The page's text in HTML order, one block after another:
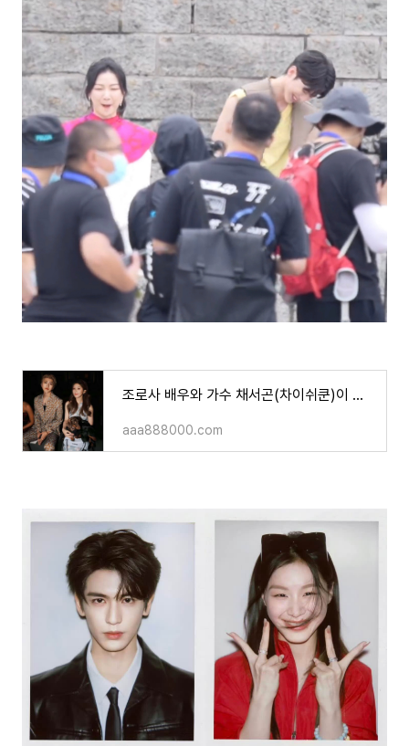
조로사 배우와 가수 채서곤(차이쉬쿤)이 연애를 하냐고요?;;
aaa888000.com